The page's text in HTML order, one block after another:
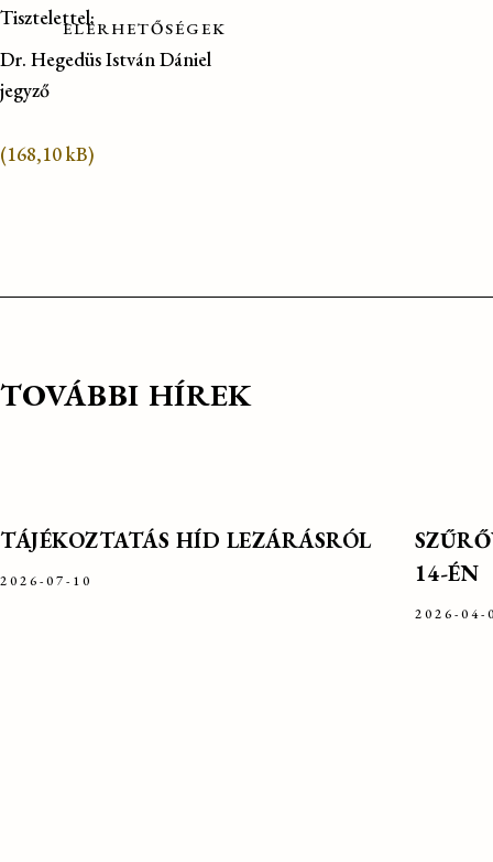
ELÉRHETŐSÉGEK
Tisztelettel:
Dr. Hegedüs István Dániel
jegyző
TOVÁBBI HÍREK
TÁJÉKOZTATÁS HÍD LEZÁRÁSRÓL
2026-07-10
14-ÉN
2026-04-